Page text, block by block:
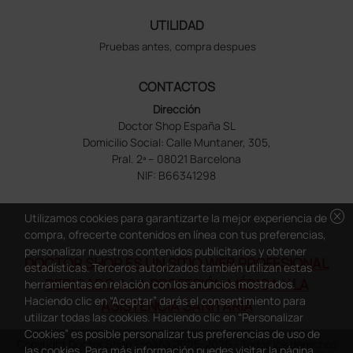
UTILIDAD
Pruebas antes, compra despues
CONTACTOS
Dirección
Doctor Shop España SL
Domicilio Social: Calle Muntaner, 305,
Pral. 2ª – 08021 Barcelona
NIF: B66341298
DOCTOR SHOP ES UN SITIO WEB PROFESIONAL
DEDICADO A LA PROFESIÓN MÉDICA Y LA
ASISTENCIA SANITARIA
Copyright Doctor Shop España 2005-2026 - Todos los derechos
cancel
Utilizamos cookies para garantizarte la mejor experiencia de
compra, ofrecerte contenidos en línea con tus preferencias,
personalizar nuestros contenidos publicitarios y obtener
estadísticas. Terceros autorizados también utilizan estas
herramientas en relación con los anuncios mostrados.
Haciendo clic en “Aceptar” darás el consentimiento para
utilizar todas las cookies. Haciendo clic en “Personalizar
Cookies” es posible personalizar tus preferencias de uso de